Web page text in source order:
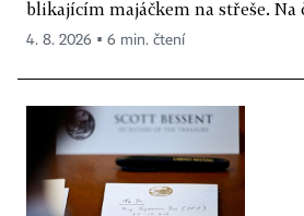
blikajícím majáčkem na střeše. Na
4. 8. 2026 ▪ 6 min. čtení